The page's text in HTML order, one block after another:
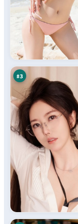
#3
夜
风
云万
残
震
95
万